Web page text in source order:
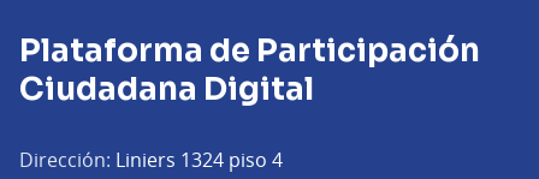
Plataforma de Participación
Ciudadana Digital
Dirección: Liniers 1324 piso 4